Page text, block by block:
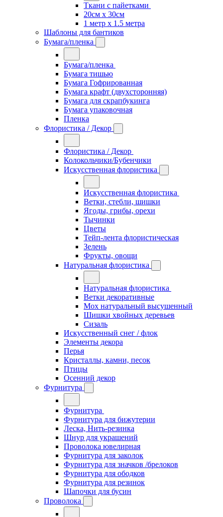
Ткани с пайетками
20см х 30см
1 метр х 1.5 метра
Шаблоны для бантиков
Бумага/пленка
Бумага/пленка
Бумага тишью
Бумага Гофрированная
Бумага крафт (двухсторонняя)
Бумага для скрапбукинга
Бумага упаковочная
Пленка
Флористика / Декор
Флористика / Декор
Колокольчики/Бубенчики
Искусственная флористика
Искусственная флористика
Ветки, стебли, шишки
Ягоды, грибы, орехи
Тычинки
Цветы
Тейп-лента флористическая
Зелень
Фрукты, овощи
Натуральная флористика
Натуральная флористика
Ветки декоративные
Мох натуральный высушенный
Шишки хвойных деревьев
Сизаль
Искусственный снег / флок
Элементы декора
Перья
Кристаллы, камни, песок
Птицы
Осенний декор
Фурнитура
Фурнитура
Фурнитура для бижутерии
Леска, Нить-резинка
Шнур для украшений
Проволока ювелирная
Фурнитура для заколок
Фурнитура для значков /брелоков
Фурнитура для ободков
Фурнитура для резинок
Шапочки для бусин
Проволока